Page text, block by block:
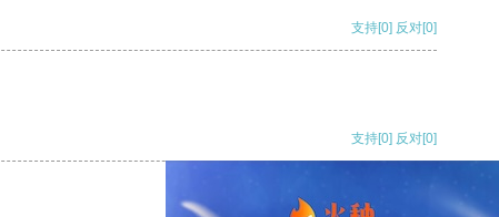
支持[0] 反对[0]
支持[0] 反对[0]